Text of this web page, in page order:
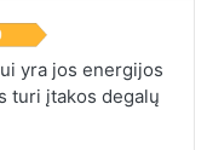
yra jos energijos
turi įtakos degalų